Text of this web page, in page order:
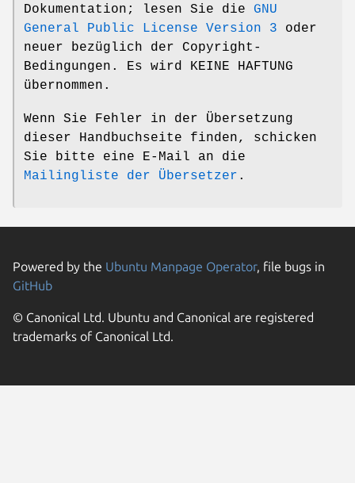
Dokumentation; lesen Sie die GNU
General Public License Version 3 oder
neuer bezüglich der Copyright-
Bedingungen. Es wird KEINE HAFTUNG
übernommen.
Wenn Sie Fehler in der Übersetzung
dieser Handbuchseite finden, schicken
Sie bitte eine E-Mail an die
Mailingliste der Übersetzer .
Powered by the Ubuntu Manpage Operator, file bugs in
GitHub
© Canonical Ltd. Ubuntu and Canonical are registered
trademarks of Canonical Ltd.